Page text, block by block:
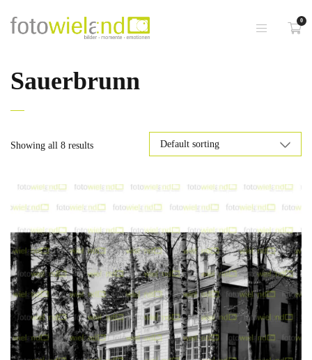
0
Sauerbrunn
Showing all 8 results